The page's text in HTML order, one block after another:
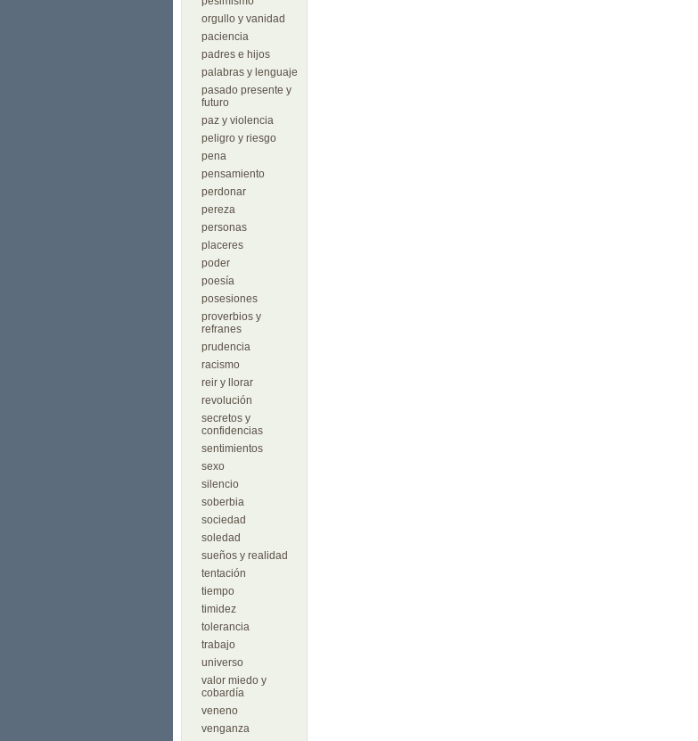
orgullo y vanidad
paciencia
padres e hijos
palabras y lenguaje
pasado presente y
futuro
paz y violencia
peligro y riesgo
pena
pensamiento
perdonar
pereza
personas
placeres
poder
poesía
posesiones
proverbios y
refranes
prudencia
racismo
reir y llorar
revolución
secretos y
confidencias
sentimientos
sexo
silencio
soberbia
sociedad
soledad
sueños y realidad
tentación
tiempo
timidez
tolerancia
trabajo
universo
valor miedo y
cobardía
veneno
venganza